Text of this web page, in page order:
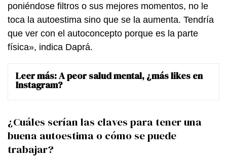
poniéndose filtros o sus mejores momentos, no le
toca la autoestima sino que se la aumenta. Tendría
que ver con el autoconcepto porque es la parte
física», indica Daprá.
Leer más:A peor salud mental, ¿más likes en
Instagram?
¿Cuáles serían las claves para tener una
buena autoestima o cómo se puede
trabajar?